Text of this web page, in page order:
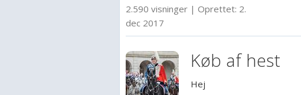
2.590 visninger | Oprettet: 2.
dec 2017
Køb af hest
Hej